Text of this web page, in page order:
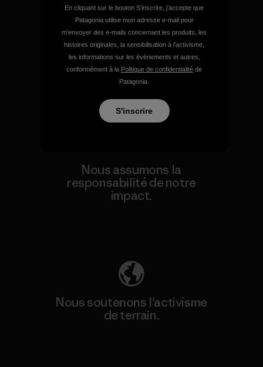
Nous garantissons tous les
produits que nous
fabriquons.
Voir la Garantie Ironclad
Nous assumons la
responsabilité de notre
impact.
Nous soutenons l'activisme
de terrain.
En cliquant sur le bouton S’inscrire, j'accepte que
Patagonia utilise mon adresse e-mail pour
m'envoyer des e-mails concernant les produits, les
histoires originales, la sensibilisation à l'activisme,
les informations sur les événements et autres,
conformément à la Politique de confidentialité de
Patagonia.
S'inscrire